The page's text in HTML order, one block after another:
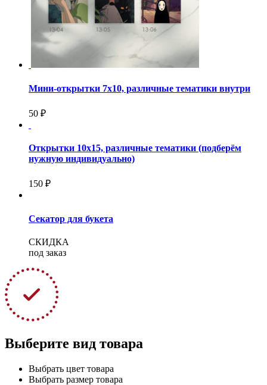
Мини-открытки 7х10, различные тематики внутри
50 ₽
Открытки 10х15, различные тематики (подберём
нужную индивидуально)
150 ₽
Секатор для букета
СКИДКА
под заказ
Выберите вид товара
Выбрать цвет товара
Выбрать размер товара